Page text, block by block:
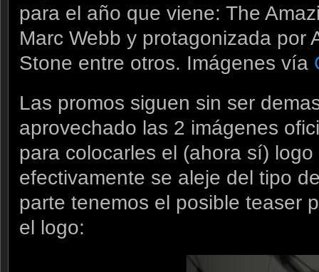
para el año que viene: The
Marc Webb y protagonizada por
Stone entre otros. Imágenes vía
Las promos siguen sin ser
aprovechado las 2 imágenes
para colocarles el (ahora sí)
efectivamente se aleje del tipo
parte tenemos el posible teaser
el logo: